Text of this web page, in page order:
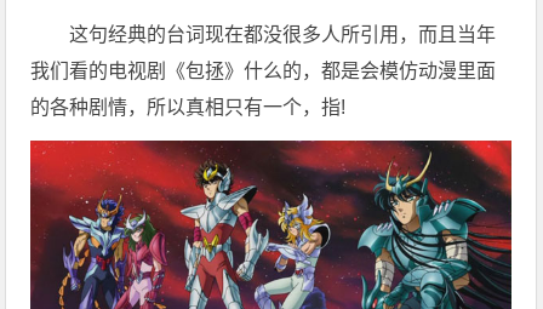
这句经典的台词现在都没很多人所引用，而且当年
我们看的电视剧《包拯》什么的，都是会模仿动漫里面
的各种剧情，所以真相只有一个，指!